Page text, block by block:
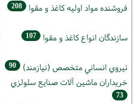
فروشنده مواد اوليه كاغذ و مقوا 208
سازندگان انواع کاغذ و مقوا 107
نيروي انساني متخصص (نیازمند) 90
خریداران ماشين آلات صنايع سلولزي
73